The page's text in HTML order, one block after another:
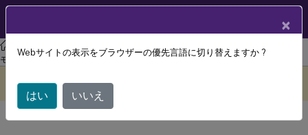
XenAppおよびXenDesktop
XenAppおよびXenDesktop 7.15 LTSR
モニター
翻訳されています。
デジタル署名を有効/無効にする
×
Webサイトの表示をブラウザーの優先言語に切り替えますか ?
はい いいえ